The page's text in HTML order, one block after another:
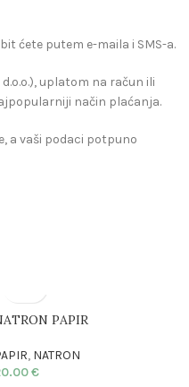
ćete putem e-maila i SMS-a.
uplatom na račun ili
način plaćanja.
a vaši podaci potpuno
PAPIR
, NATRON
€